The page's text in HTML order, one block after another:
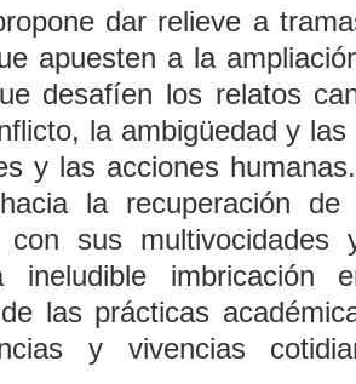
dar relieve a
apuesten a la
desafíen los relatos
la ambigüedad y
y las acciones
la recuperación
con sus
ineludible imbricación
las prácticas
y vivencias